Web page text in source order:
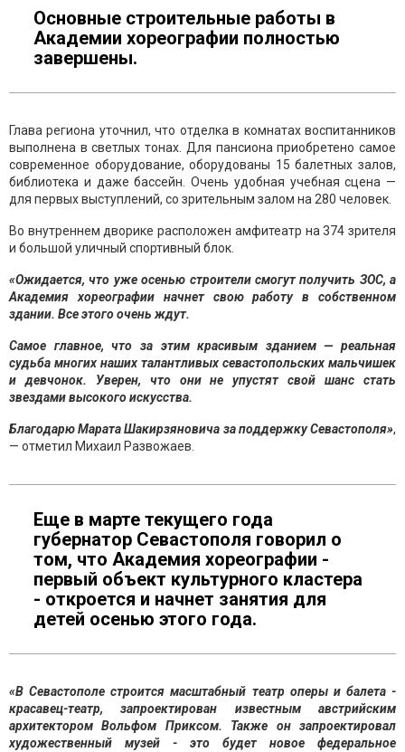
Основные строительные работы в
Академии хореографии полностью
завершены.
Глава региона уточнил, что отделка в комнатах воспитанников
выполнена в светлых тонах. Для пансиона приобретено самое
современное оборудование, оборудованы 15 балетных залов,
библиотека и даже бассейн. Очень удобная учебная сцена —
для первых выступлений, со зрительным залом на 280 человек.
Во внутреннем дворике расположен амфитеатр на 374 зрителя
и большой уличный спортивный блок.
«Ожидается, что уже осенью строители смогут получить ЗОС, а
Академия хореографии начнет свою работу в собственном
здании. Все этого очень ждут.
Самое главное, что за этим красивым зданием — реальная
судьба многих наших талантливых севастопольских мальчишек
и девчонок. Уверен, что они не упустят свой шанс стать
звездами высокого искусства.
Благодарю Марата Шакирзяновича за поддержку Севастополя»,
— отметил Михаил Развожаев.
Еще в марте текущего года
губернатор Севастополя говорил о
том, что Академия хореографии -
первый объект культурного кластера
- откроется и начнет занятия для
детей осенью этого года.
«В Севастополе строится масштабный театр оперы и балета -
красавец-театр, запроектирован известным австрийским
архитектором Вольфом Приксом. Также он запроектировал
художественный музей - это будет новое федеральное